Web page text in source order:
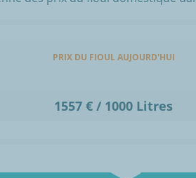
PRIX DU FIOUL AUJOURD'HUI
1557 € / 1000 Litres